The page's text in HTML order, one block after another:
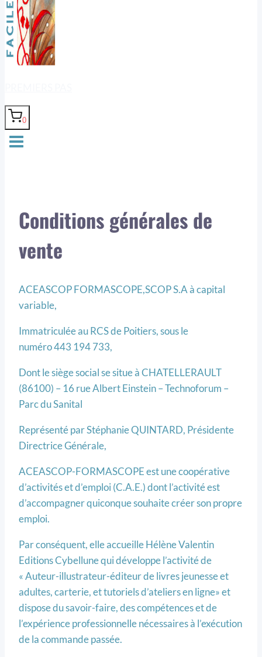
0
Conditions générales de
vente
ACEASCOP FORMASCOPE,SCOP S.A à capital
variable,
Immatriculée au RCS de Poitiers, sous le
numéro 443 194 733,
Dont le siège social se situe à CHATELLERAULT
(86100) – 16 rue Albert Einstein – Technoforum –
Parc du Sanital
Représenté par Stéphanie QUINTARD, Présidente
Directrice Générale,
ACEASCOP-FORMASCOPE est une coopérative
d’activités et d’emploi (C.A.E.) dont l’activité est
d’accompagner quiconque souhaite créer son propre
emploi.
Par conséquent, elle accueille Hélène Valentin
Editions Cybellune qui développe l’activité de
« Auteur-illustrateur-éditeur de livres jeunesse et
adultes, carterie, et tutoriels d’ateliers en ligne» et
dispose du savoir-faire, des compétences et de
l’expérience professionnelle nécessaires à l’exécution
de la commande passée.